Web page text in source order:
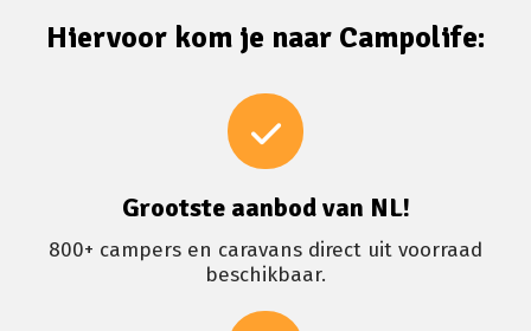
Hiervoor kom je naar Campolife:
Grootste aanbod van NL!
800+ campers en caravans direct uit voorraad
beschikbaar.